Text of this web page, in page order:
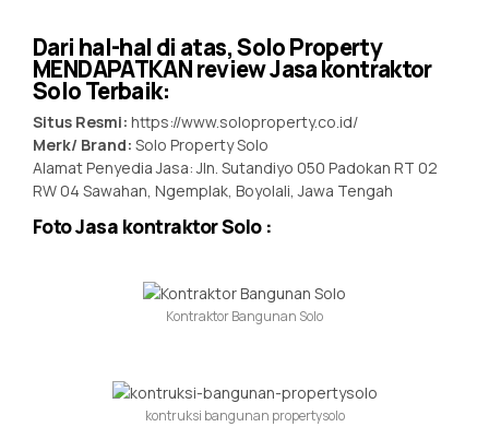
Dari hal-hal di atas, Solo Property
MENDAPATKAN review Jasa kontraktor
Solo Terbaik:
Situs Resmi: https://www.soloproperty.co.id/
Merk/ Brand: Solo Property Solo
Alamat Penyedia Jasa: Jln. Sutandiyo 050 Padokan RT 02
RW 04 Sawahan, Ngemplak, Boyolali, Jawa Tengah
Foto Jasa kontraktor Solo :
Kontraktor Bangunan Solo
kontruksi bangunan propertysolo